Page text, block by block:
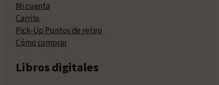
Mi cuenta
Carrito
Pick-Up Puntos de retiro
Cómo comprar
Libros digitales